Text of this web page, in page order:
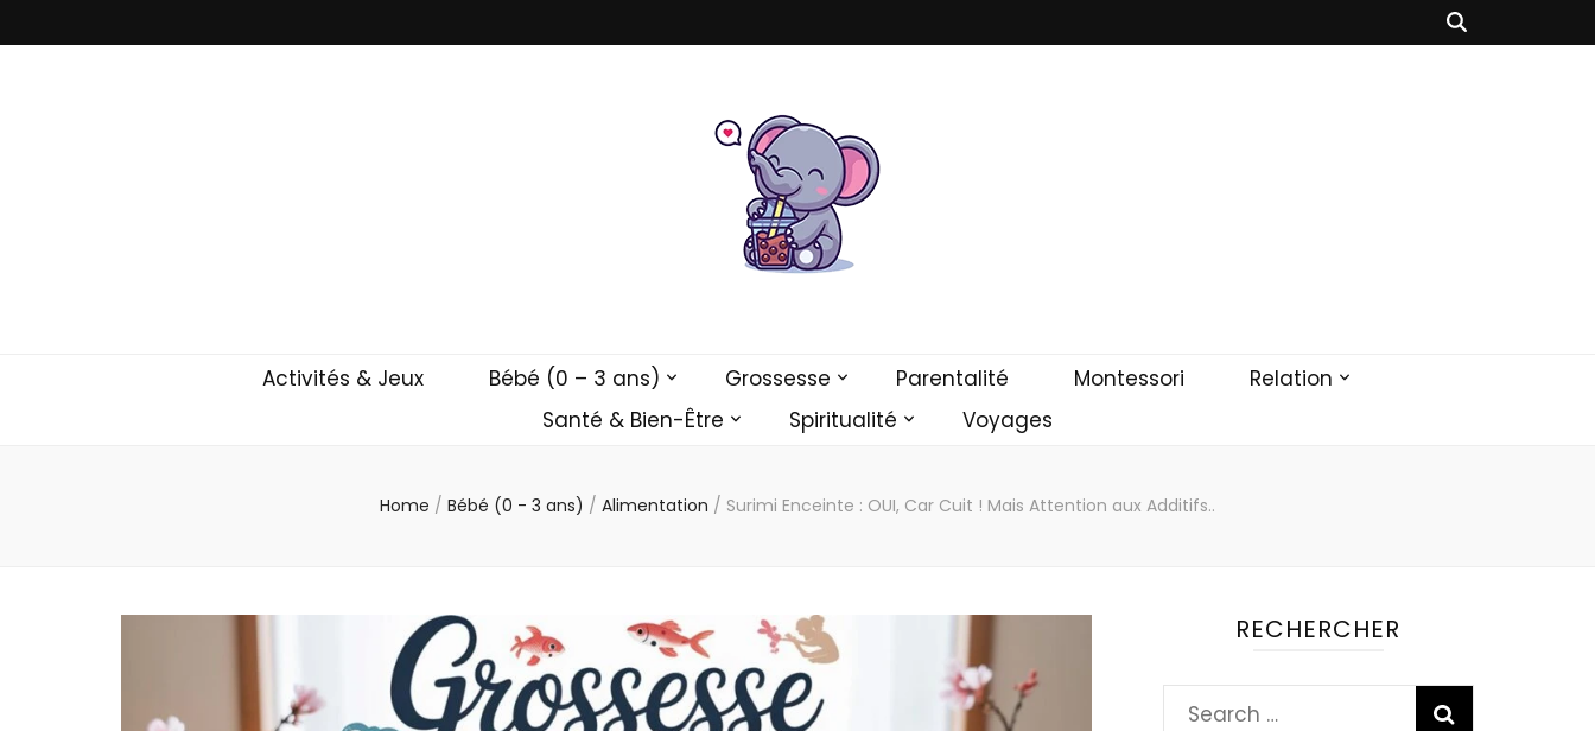
Activités & Jeux Bébé (0 – 3 ans) Grossesse Parentalité Montessori
Relation
Santé & Bien-Être
Spiritualité Voyages
Home / Bébé (0 - 3 ans) / Alimentation / Surimi Enceinte : OUI, Car Cuit ! Mais Attention aux Additifs..
RECHERCHER
Search